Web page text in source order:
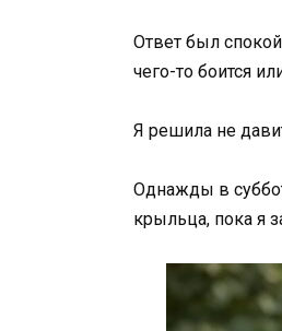
Ответ был
чего-то боится
Я решила не
Однажды в
крыльца, пока я